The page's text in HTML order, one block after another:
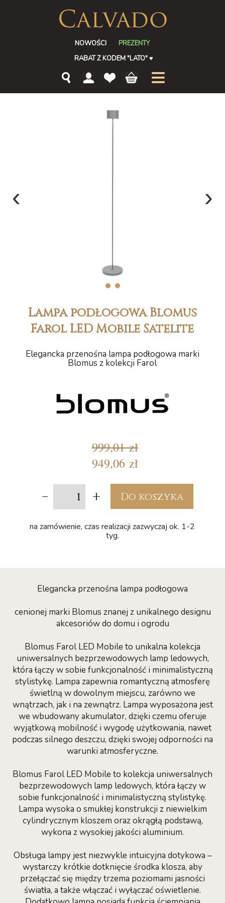
NOWOŚCI
PREZENTY
RABAT Z KODEM "LATO"♥
‹ ›
1 2
Lampa podłogowa Blomus
Farol LED Mobile Satelite
Elegancka przenośna lampa podłogowa marki
Blomus z kolekcji Farol
999,01 zł
949,06 zł
- + Do koszyka
na zamówienie, czas realizacji zazwyczaj ok. 1-2
tyg.
Elegancka przenośna lampa podłogowa
cenionej marki Blomus znanej z unikalnego designu
akcesoriów do domu i ogrodu
Blomus Farol LED Mobile to unikalna kolekcja
uniwersalnych bezprzewodowych lamp ledowych,
która łączy w sobie funkcjonalność i minimalistyczną
stylistykę. Lampa zapewnia romantyczną atmosferę
świetlną w dowolnym miejscu, zarówno we
wnątrzach, jak i na zewnątrz. Lampa wyposażona jest
we wbudowany akumulator, dzięki czemu oferuje
wyjątkową mobilność i wygodę użytkowania, nawet
podczas silnego deszczu, dzięki swojej odporności na
warunki atmosferyczne.
Blomus Farol LED Mobile to kolekcja uniwersalnych
bezprzewodowych lamp ledowych, która łączy w
sobie funkcjonalność i minimalistyczną stylistykę.
Lampa wysoka o smukłej konstrukcji z niewielkim
cylindrycznym kloszem oraz okrągłą podstawą,
wykona z wysokiej jakości aluminium.
Obsługa lampy jest niezwykle intuicyjna dotykowa –
wystarczy krótkie dotknięcie środka klosza, aby
przełączać się między trzema poziomami jasności
światła, a także włączać i wyłączać oświetlenie.